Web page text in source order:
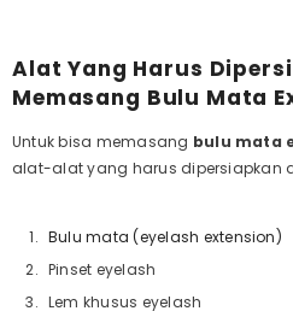
Alat Yang Harus
Memasang Bulu Mata
Untuk bisa memasang bulu mata
alat-alat yang harus dipersiapkan
Bulu mata (eyelash extension)
Pinset eyelash
Lem khusus eyelash